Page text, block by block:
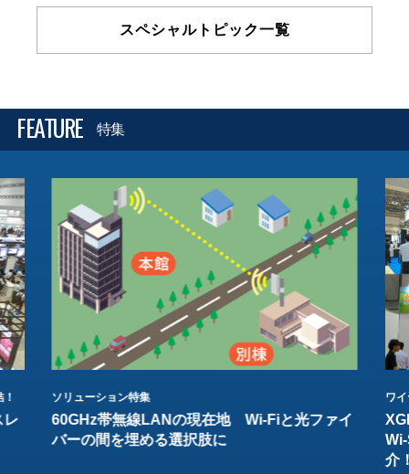
スペシャルトピック一覧
FEATURE 特集
レ
ソリューション特集
60GHz帯無線LANの現在地 Wi-Fiと光ファイ
バーの間を埋める選択肢に
ワ
介